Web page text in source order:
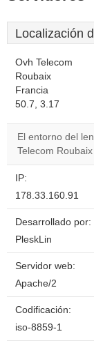
Localización
Ovh Telecom
Roubaix
Francia
50.7, 3.17
El entorno del
Telecom
IP:
178.33.160.91
Desarrollado por:
PleskLin
Servidor web:
Apache/2
Codificación:
iso-8859-1